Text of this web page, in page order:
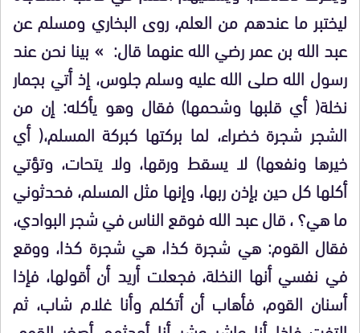
ليختبر ما عندهم من العلم، روى البخاري ومسلم عن
عبد الله بن عمر رضي الله عنهما قال: » بينا نحن عند
رسول الله صلى الله عليه وسلم جلوس، إذ أتي بجمار
نخلة( أي قلبها وشحمها) فقال وهو يأكله: إن من
الشجر شجرة خضراء، لما بركتها كبركة المسلم،( أي
خيرها ونفعها) لا يسقط ورقها، ولا يتحات، وتؤتي
أكلها كل حين بإذن ربها، وإنها مثل المسلم، فحدثوني
ما هي؟ ، قال عبد الله فوقع الناس في شجر البوادي،
فقال القوم: هي شجرة كذا، هي شجرة كذا، ووقع
في نفسي أنها النخلة، فجعلت أريد أن أقولها، فإذا
أسنان القوم، فأهاب أن أتكلم وأنا غلام شاب، ثم